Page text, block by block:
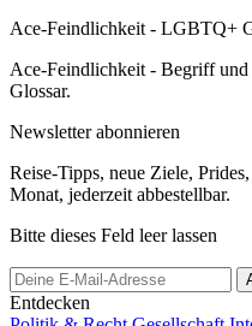
Ace-Feindlichkeit - LGBTQ+
Ace-Feindlichkeit - Begriff
Glossar.
Newsletter abonnieren
Reise-Tipps, neue Ziele,
Monat, jederzeit abbestellbar.
Bitte dieses Feld leer lassen
Entdecken